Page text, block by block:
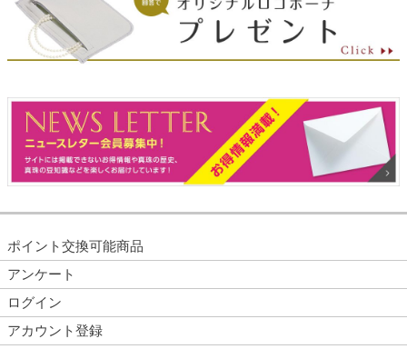
ポイント交換可能商品
アンケート
ログイン
アカウント登録